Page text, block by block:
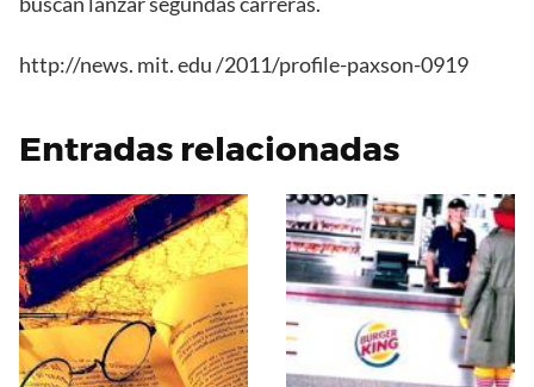
http://news. mit. edu /2011/profile-paxson-0919
Entradas relacionadas